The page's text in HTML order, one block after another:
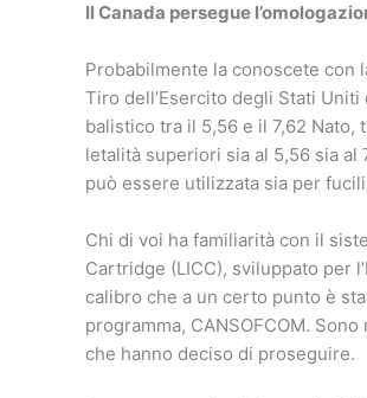
Il Canada persegue
Probabilmente la conoscete con
Tiro dell’Esercito degli Stati
balistico tra il 5,56 e il 7,62
letalità superiori sia al 5,56 sia
può essere utilizzata sia per
Chi di voi ha familiarità con il
Cartridge (LICC), sviluppato per
calibro che a un certo punto è
programma, CANSOFCOM.
che hanno deciso di proseguire.